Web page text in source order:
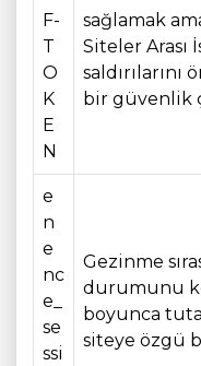
F-
T
O
K
E
N
sağlamak
Siteler Arası
bir güvenlik
e
n
e
nc
e_
se
ssi
Gezinme
durumunu
boyunca
siteye özgü